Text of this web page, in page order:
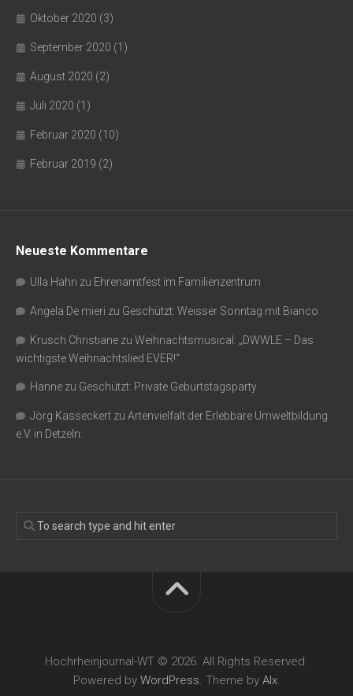
Oktober 2020 (3)
September 2020 (1)
August 2020 (2)
Juli 2020 (1)
Februar 2020 (10)
Februar 2019 (2)
Neueste Kommentare
Ulla Hahn zu Ehrenamtfest im Familienzentrum
Angela De mieri zu Geschützt: Weisser Sonntag mit Bianco
Krusch Christiane zu Weihnachtsmusical: „DWWLE – Das
wichtigste Weihnachtslied EVER!“
Hanne zu Geschützt: Private Geburtstagsparty
Jörg Kasseckert zu Artenvielfalt der Erlebbare Umweltbildung
e.V. in Detzeln.
Hochrheinjournal-WT © 2026. All Rights Reserved.
Powered by WordPress. Theme by Alx.